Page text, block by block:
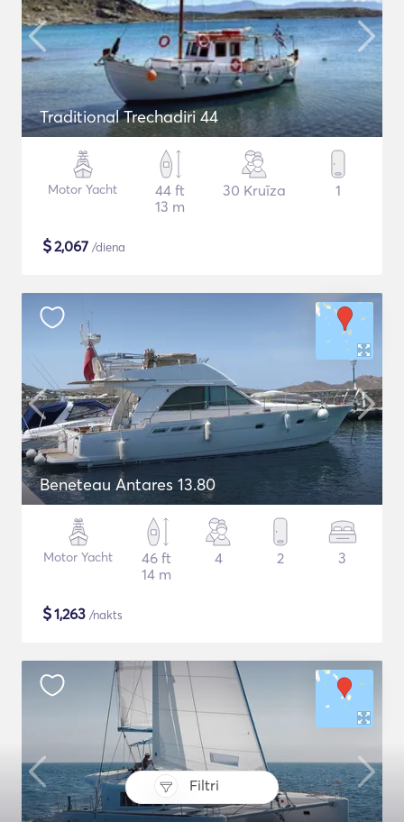
Filtri
Traditional Trechadiri 44
Motor Yacht
44 ft
13 m
30 Kruīza 1
$2,067 /diena
Beneteau Antares 13.80
Motor Yacht
46 ft
14 m
4 2 3
$1,263 /nakts